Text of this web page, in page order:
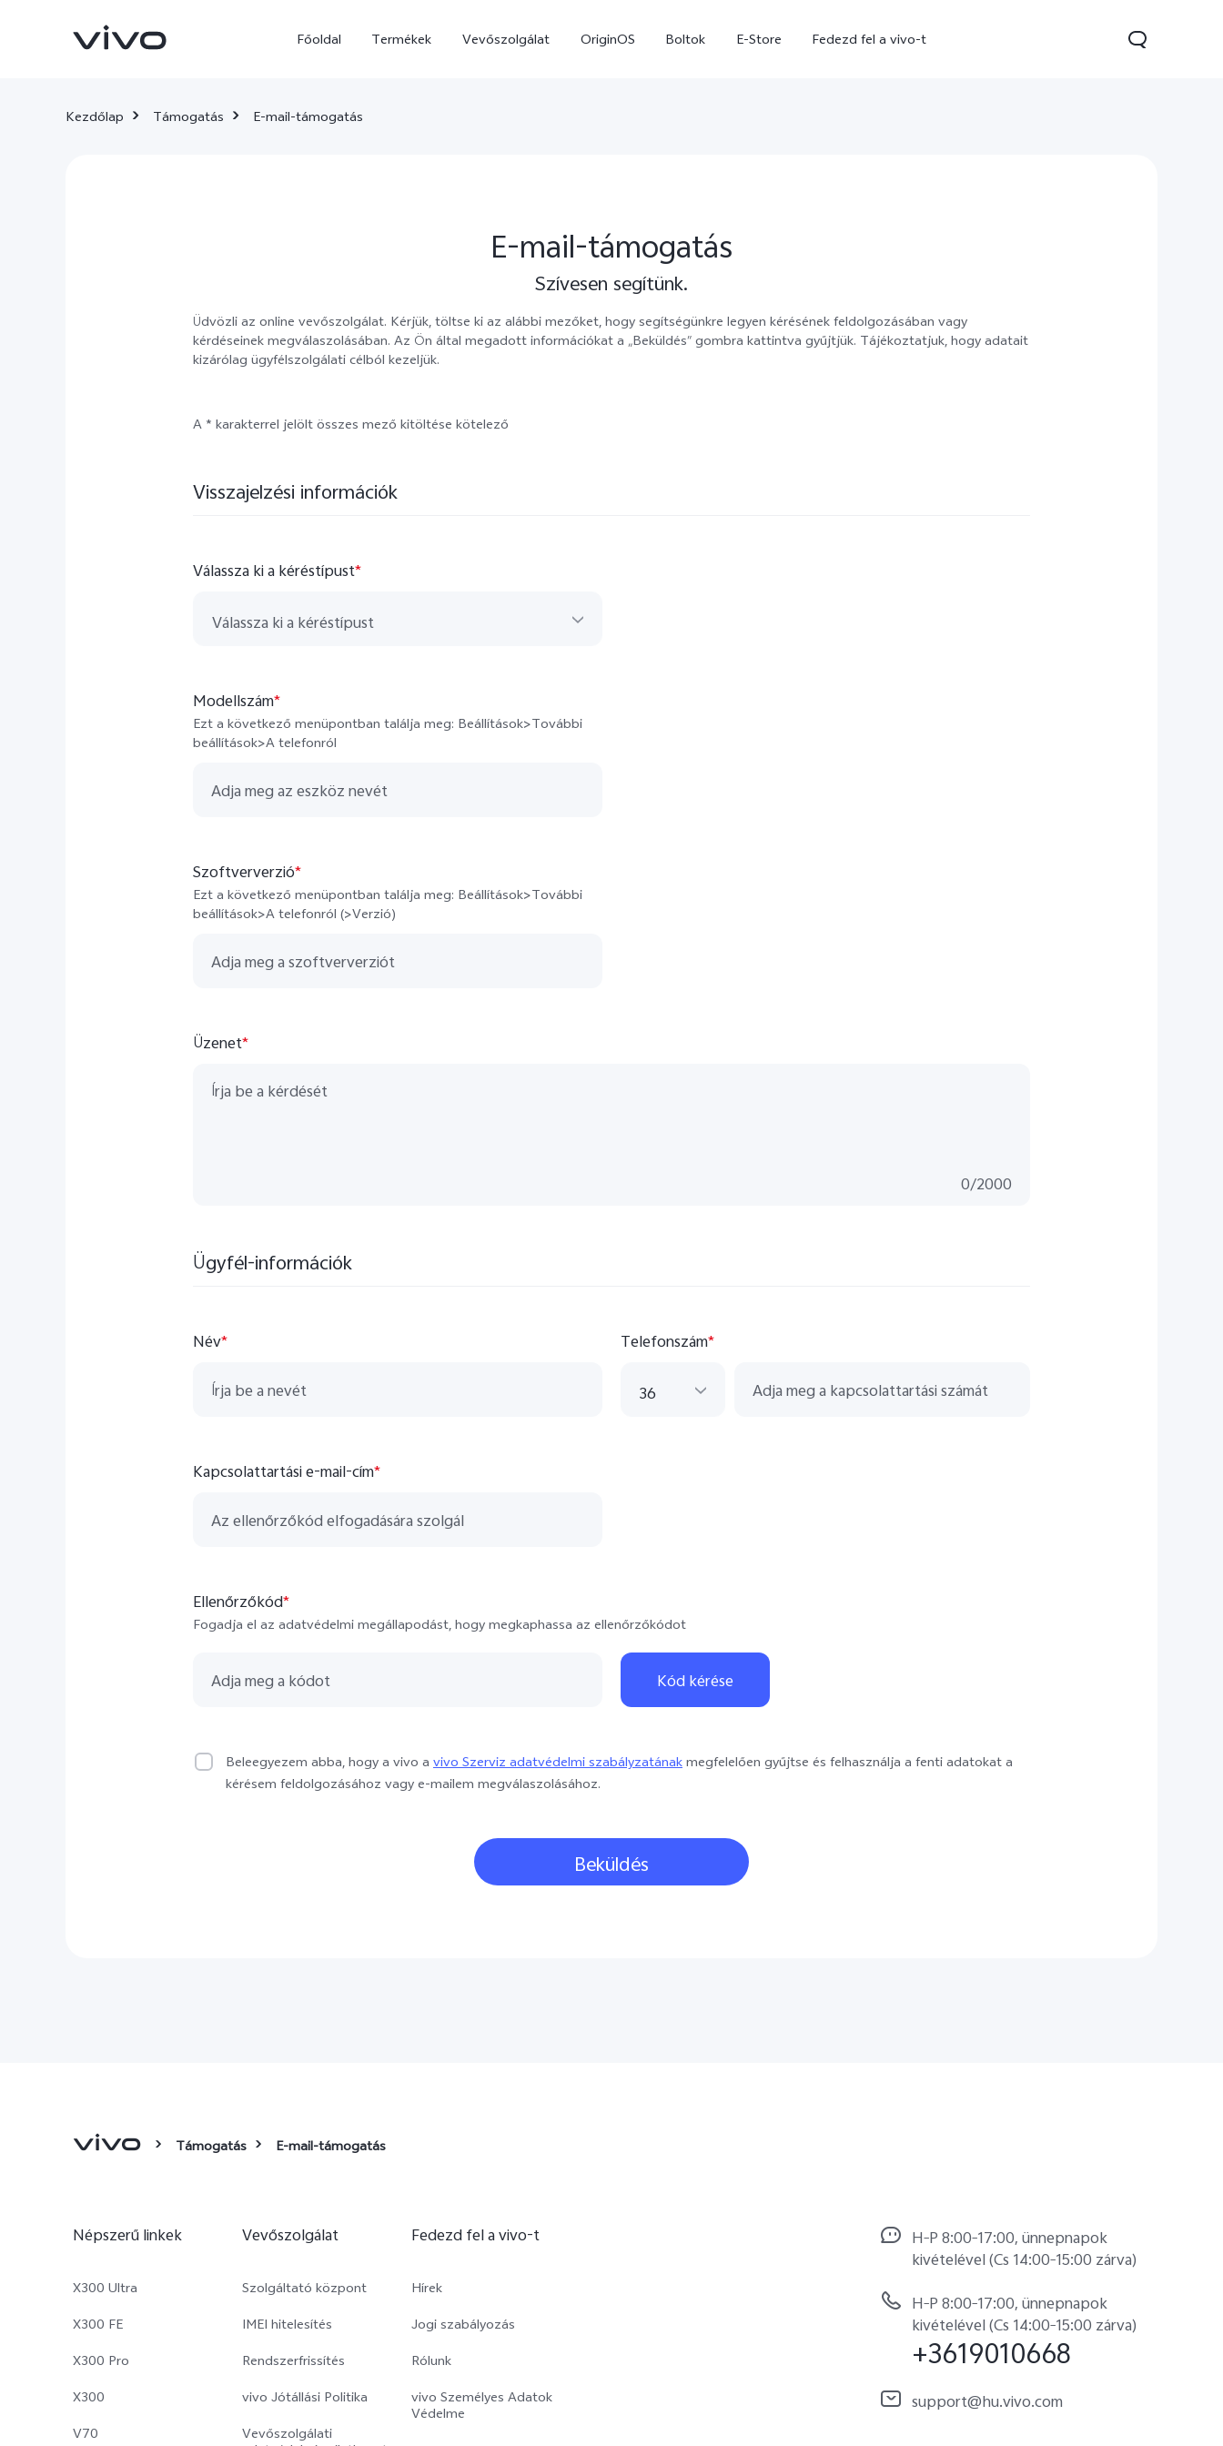
Főoldal Termékek Vevőszolgálat OriginOS Boltok E-Store Fedezd fel a vivo-t
Kezdőlap Támogatás E-mail-támogatás
E-mail-támogatás
Szívesen segítünk.
Üdvözli az online vevőszolgálat. Kérjük, töltse ki az alábbi mezőket, hogy segítségünkre legyen kérésének feldolgozásában vagy
kérdéseinek megválaszolásában. Az Ön által megadott információkat a „Beküldés” gombra kattintva gyűjtjük. Tájékoztatjuk, hogy adatait
kizárólag ügyfélszolgálati célból kezeljük.
A * karakterrel jelölt összes mező kitöltése kötelező
Visszajelzési információk
Válassza ki a kéréstípust*
Válassza ki a kéréstípust
Hungary-complaint
Modellszám*
Ezt a következő menüpontban találja meg: Beállítások>További
beállítások>A telefonról
Szoftververzió*
Ezt a következő menüpontban találja meg: Beállítások>További
beállítások>A telefonról (>Verzió)
Üzenet*
0/2000
Ügyfél-információk
Név* Telefonszám*
36
421
34
385
39
31
Kapcsolattartási e-mail-cím*
Ellenőrzőkód*
Fogadja el az adatvédelmi megállapodást, hogy megkaphassa az ellenőrzőkódot
Kód kérése
Beleegyezem abba, hogy a vivo a vivo Szerviz adatvédelmi szabályzatának megfelelően gyűjtse és felhasználja a fenti adatokat a
kérésem feldolgozásához vagy e-mailem megválaszolásához.
Beküldés
Támogatás E-mail-támogatás
Népszerű linkek
X300 Ultra
X300 FE
X300 Pro
X300
V70
Vevőszolgálat
Szolgáltató központ
IMEI hitelesítés
Rendszerfrissítés
vivo Jótállási Politika
Vevőszolgálati
Fedezd fel a vivo-t
Hírek
Jogi szabályozás
Rólunk
vivo Személyes Adatok
Védelme
H–P 8:00–17:00, ünnepnapok
kivételével (Cs 14:00–15:00 zárva)
H–P 8:00–17:00, ünnepnapok
kivételével (Cs 14:00–15:00 zárva)
+3619010668
support@hu.vivo.com